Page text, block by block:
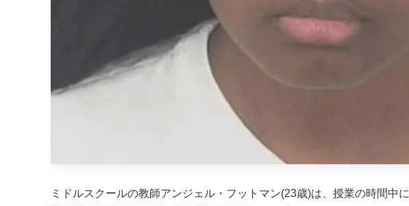
ミドルスクールの教師アンジェル・フットマン(23歳)は、授業の時間中に